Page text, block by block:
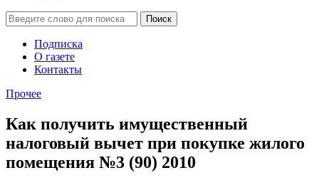
Подписка
О газете
Контакты
Прочее
Как получить имущественный
налоговый вычет при покупке жилого
помещения №3 (90) 2010